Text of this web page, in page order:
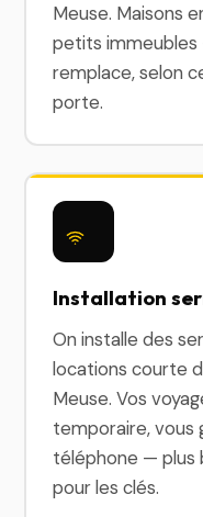
Meuse. Maisons
petits
remplace, selon
porte.
Installation
On installe des
locations courte
Meuse. Vos
temporaire,
téléphone — plus
pour les clés.